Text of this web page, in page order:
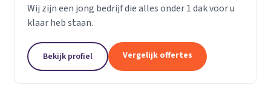
Wij zijn een jong bedrijf die alles onder 1 dak voor u
klaar heb staan.
Bekijk profiel Vergelijk offertes